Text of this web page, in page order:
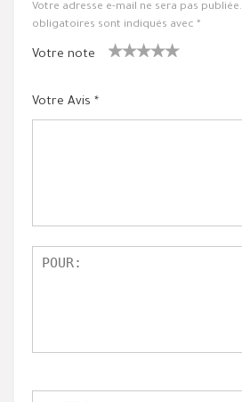
Votre adresse e-mail ne sera pas publiée.
obligatoires sont indiqués avec *
Votre note
oil
sur
Votre Avis *